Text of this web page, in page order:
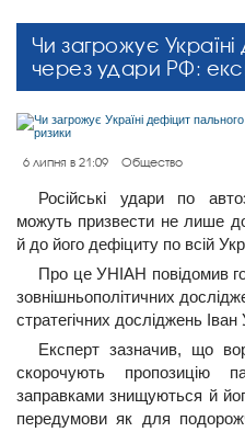
Чи загрожує Україні
через удари РФ:
6 липня в 21:09 Общество
Російські удари по
можуть призвести не лише
й до його дефіциту по всій
Про це УНІАН повідомив
зовнішньополітичних
стратегічних досліджень Іван
Експерт зазначив, що
скорочують пропозицію
заправками знищуються й
передумови як для